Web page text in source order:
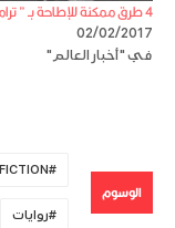
4 طرق ممكنة للإطاحة بـ ” ترامب “
02/02/2017
في "أخبار العالم"
الوسوم
FICTION
روايات